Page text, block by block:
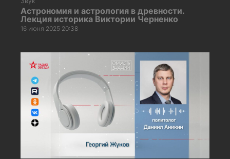
Астрономия и астрология в древности.
Лекция историка Виктории Черненко
16 июня 2025 20:38